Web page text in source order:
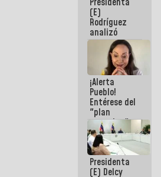
(E)
Rodríguez
analizó
junto a
gobernadores
planes de
recuperación
del Sistema
Eléctrico
Nacional
¡Alerta
Pueblo!
Entérese del
"plan
enjambre"
de La Sayo
para
sabotear el
diálogo y
promover el
Presidenta
(E) Delcy